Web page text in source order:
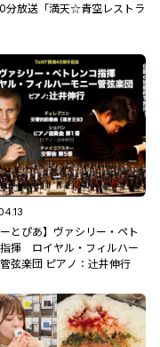
分放送「満天☆青空レストラ
ーとぴあ】ヴァシリー・ペト
指揮 ロイヤル・フィルハー
弦楽団 ピアノ：辻󠄀井伸行